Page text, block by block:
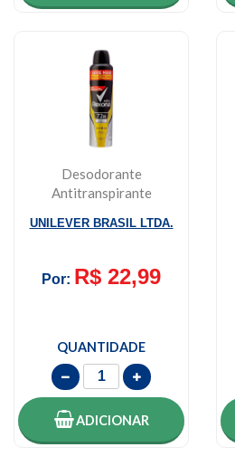
Desodorante
Antitranspirante
Men V8 A...
UNILEVER BRASIL LTDA.
Por: R$ 22,99
QUANTIDADE
ADICIONAR